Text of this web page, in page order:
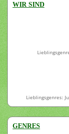
WIR SIND
Lieblingsgenres:
GENRES